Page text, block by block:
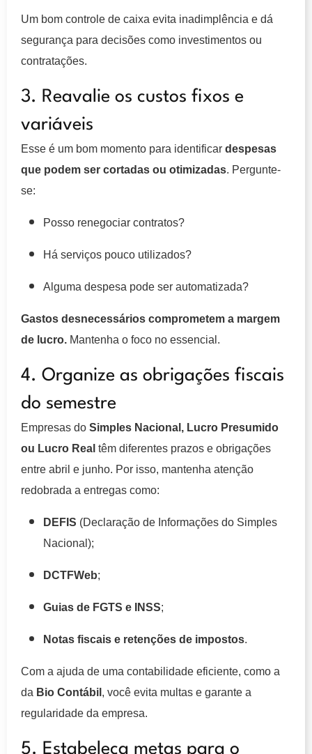
Um bom controle de caixa evita inadimplência e dá
segurança para decisões como investimentos ou
contratações.
3. Reavalie os custos fixos e
variáveis
Esse é um bom momento para identificar despesas
que podem ser cortadas ou otimizadas. Pergunte-
se:
Posso renegociar contratos?
Há serviços pouco utilizados?
Alguma despesa pode ser automatizada?
Gastos desnecessários comprometem a margem
de lucro. Mantenha o foco no essencial.
4. Organize as obrigações fiscais
do semestre
Empresas do Simples Nacional, Lucro Presumido
ou Lucro Real têm diferentes prazos e obrigações
entre abril e junho. Por isso, mantenha atenção
redobrada a entregas como:
DEFIS (Declaração de Informações do Simples
Nacional);
DCTFWeb;
Guias de FGTS e INSS;
Notas fiscais e retenções de impostos.
Com a ajuda de uma contabilidade eficiente, como a
da Bio Contábil , você evita multas e garante a
regularidade da empresa.
5. Estabeleça metas para o